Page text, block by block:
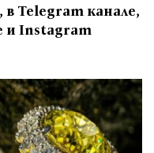
Telegram канале,
и Instagram